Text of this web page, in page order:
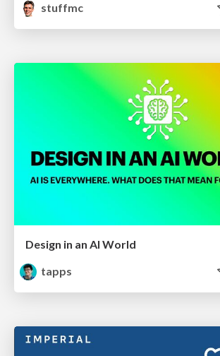
stuffmc
Design in an AI World
tapps